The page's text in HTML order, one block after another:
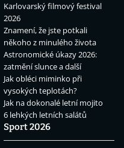
Karlovarský filmový festival
2026
Znamení, že jste potkali
někoho z minulého života
Astronomické úkazy 2026:
zatmění slunce a další
Jak obléci miminko při
vysokých teplotách?
Jak na dokonalé letní mojito
6 lehkých letních salátů
Sport 2026